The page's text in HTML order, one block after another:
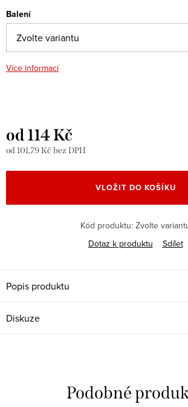
Balení
Více informací
od114 Kč
od101,79 Kč bez DPH
cena:
VLOŽIT DO KOŠÍKU
Kód produktu: Zvolte
Dotaz k produktu
Sdílet
Popis produktu
Diskuze